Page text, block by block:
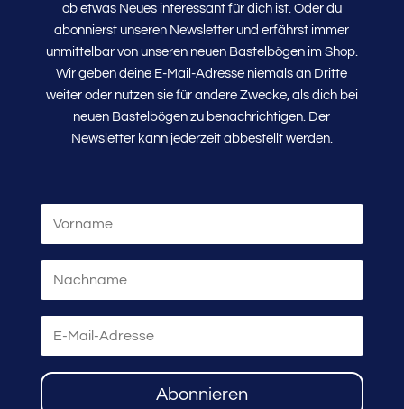
ob etwas Neues interessant für dich ist. Oder du
abonnierst unseren Newsletter und erfährst immer
unmittelbar von unseren neuen Bastelbögen im Shop.
Wir geben deine E-Mail-Adresse niemals an Dritte
weiter oder nutzen sie für andere Zwecke, als dich bei
neuen Bastelbögen zu benachrichtigen. Der
Newsletter kann jederzeit abbestellt werden.
Abonnieren